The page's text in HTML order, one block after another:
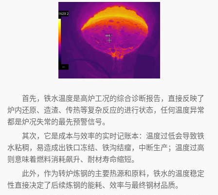
首先，铁水温度是高炉工况的综合诊断报告，直接反映了
炉内还原、造渣、传热等复杂反应的进行状态，任何温度异常
都是炉况失常的最先预警信号。
其次，它是成本与效率的实时记账本：温度过低会导致铁
水粘稠，易造成出铁口冻结、铁沟结瘤，中断生产；温度过高
则意味着燃料消耗飙升、耐材寿命缩短。
此外，作为转炉炼钢的主要热源和原料，铁水的温度稳定
性直接决定了后续炼钢的能耗、效率与最终钢材品质。